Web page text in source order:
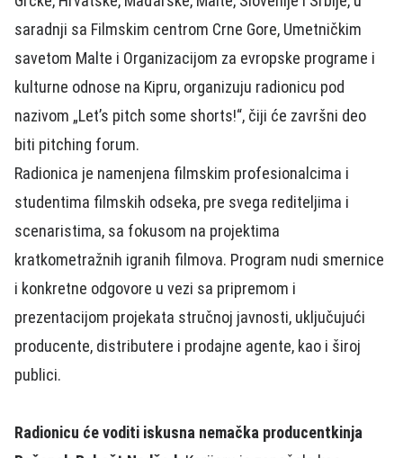
saradnji sa Filmskim centrom Crne Gore, Umetničkim
savetom Malte i Organizacijom za evropske programe i
kulturne odnose na Kipru, organizuju radionicu pod
nazivom „Let’s pitch some shorts!“, čiji će završni deo
biti pitching forum.
Radionica je namenjena filmskim profesionalcima i
studentima filmskih odseka, pre svega rediteljima i
scenaristima, sa fokusom na projektima
kratkometražnih igranih filmova. Program nudi smernice
i konkretne odgovore u vezi sa pripremom i
prezentacijom projekata stručnoj javnosti, uključujući
producente, distributere i prodajne agente, kao i široj
publici.
Radionicu će voditi iskusna nemačka producentkinja